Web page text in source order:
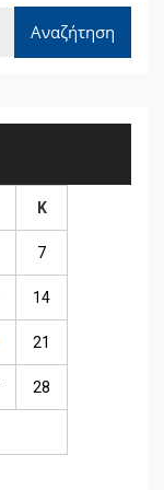
Κ
7
14
21
28